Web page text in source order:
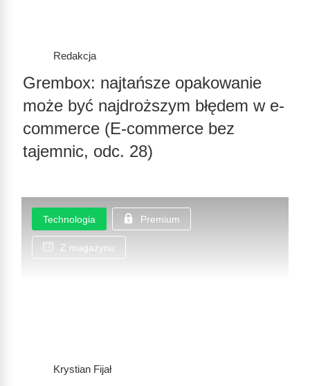
Redakcja
Grembox: najtańsze opakowanie
może być najdroższym błędem w e-
commerce (E-commerce bez
tajemnic, odc. 28)
Technologia Premium
Z magazynu
Krystian Fijał